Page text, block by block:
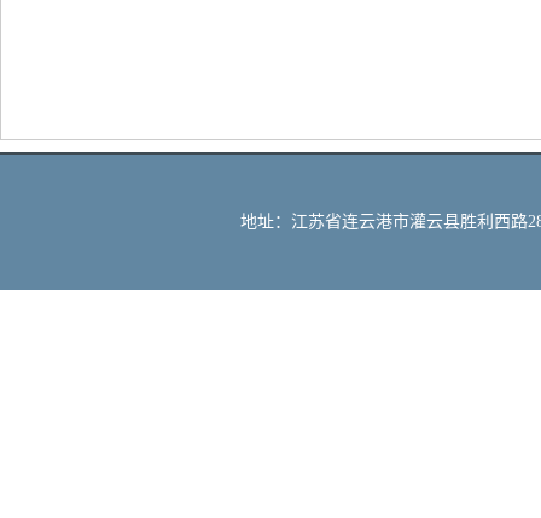
地址：江苏省连云港市灌云县胜利西